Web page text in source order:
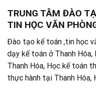
TRUNG TÂM ĐÀO
TIN HỌC VĂN
Đào tạo kế toán ,tin học
dạy kế toán ở Thanh
Thanh Hóa, Học kế toán
thực hành tại Thanh Hóa,